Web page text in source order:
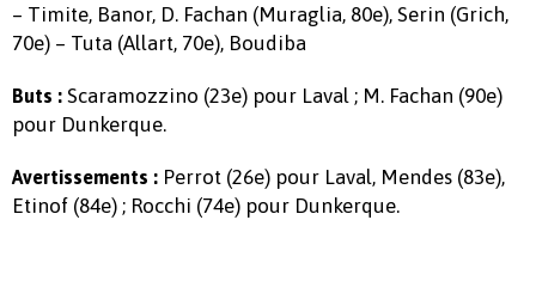
– Timite, Banor, D. Fachan (Muraglia, 80e), Serin (Grich,
70e) – Tuta (Allart, 70e), Boudiba
Buts : Scaramozzino (23e) pour Laval ; M. Fachan (90e)
pour Dunkerque.
Avertissements : Perrot (26e) pour Laval, Mendes (83e),
Etinof (84e) ; Rocchi (74e) pour Dunkerque.